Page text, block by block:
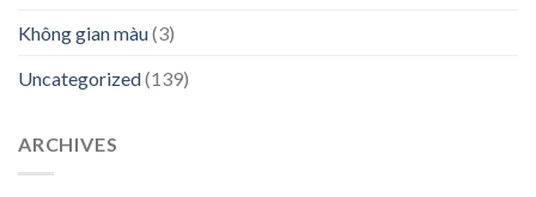
Không gian màu(3)
Uncategorized(139)
ARCHIVES